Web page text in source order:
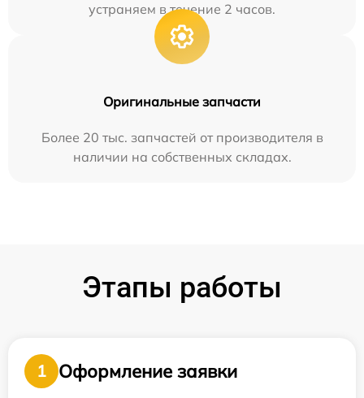
устраняем в течение 2 часов.
Оригинальные запчасти
Более 20 тыс. запчастей от производителя в
наличии на собственных складах.
Этапы работы
1
Оформление заявки